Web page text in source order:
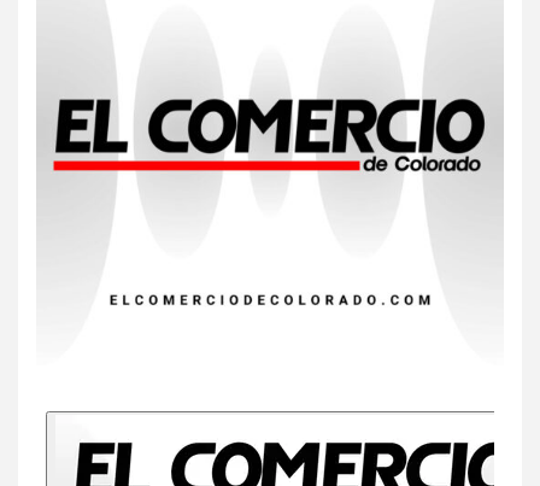
precio
8 • ESTADOS UNIDOS HOGAR Y SALUD
dos muertes por Cyclospora
EEUU este año que en 2025